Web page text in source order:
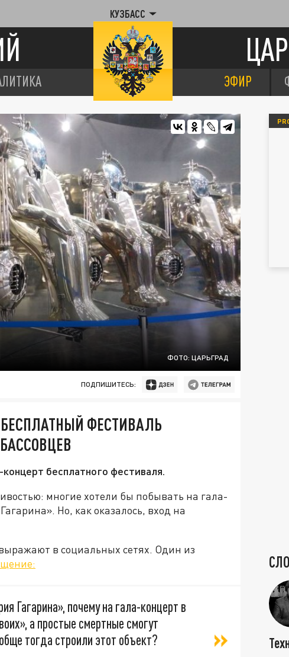
КУЗБАСС
ЭФИР
ФОТО: ЦАРЬГРАД
ПОДПИШИТЕСЬ:
ФЕСТИВАЛЬ
бесплатного фестиваля.
многие хотели бы побывать на гала-
Но, как оказалось, вход на
в социальных сетях. Один из
Гагарина», почему на гала-концерт в
а простые смертные смогут
тогда строили этот объект?